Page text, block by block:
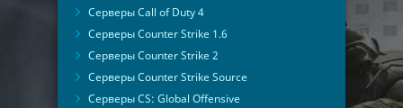
Серверы Call of Duty 4
Серверы Counter Strike 1.6
Серверы Counter Strike 2
Серверы Counter Strike Source
Серверы CS: Global Offensive